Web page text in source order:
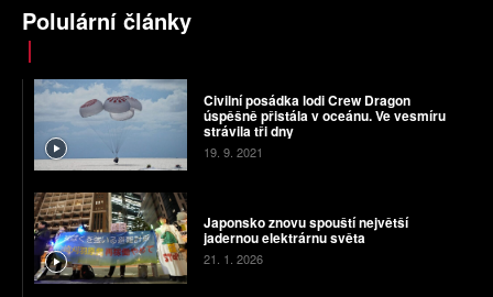
Polulární články
Civilní posádka lodi Crew Dragon
úspěšně přistála v oceánu. Ve vesmíru
strávila tři dny
19. 9. 2021
Japonsko znovu spouští největší
jadernou elektrárnu světa
21. 1. 2026